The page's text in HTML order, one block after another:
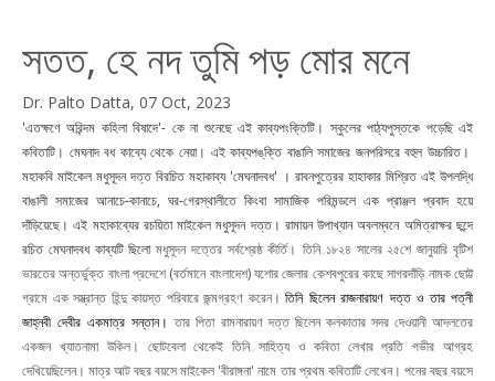
সতত, হে নদ তুমি পড় মোর মনে
Dr. Palto Datta, 07 Oct, 2023
'এতক্ষণে অরিন্দম কহিলা বিষাদে'- কে না শুনেছে এই কাব্যপংক্তিটি। স্কুলের পাঠ্যপুস্তকে পড়েছি এই
কবিতাটি। মেঘনাদ বধ কাব্যে থেকে নেয়া। এই কাব্যপঙ্‌ক্তি বাঙালি সমাজের জনপরিসরে বহুল উচ্চারিত।
মহাকবি মাইকেল মধুসূদন দত্ত বিরচিত মহাকাব্য 'মেঘনাদবধ' । রাবনপুত্রের হাহাকার মিশ্রিত এই উপলদ্ধি
বাঙালী সমাজের আনাচে-কানাচে, ঘর-গেরস্থালীতে কিংবা সামাজিক পরিমন্ডলে এক প্রাঞ্জল প্রবাদ হয়ে
দাঁড়িয়েছে। এই মহাকাব্যের রচয়িতা মাইকেল মধুসূদন দত্ত। রামায়ন উপাখ্যান অবলম্বনে অমিত্রাক্ষর ছন্দে
রচিত মেঘনাদবধ কাব্যটি ছিলোমধুসূদন দত্তের সর্বশ্রেষ্ঠ কীর্তি। তিনি ১৮২৪ সালের ২৫শে জানুয়ারি বৃটিশ
ভারতের অন্তর্ভুক্ত বাংলা প্রদেশে (বর্তমানে বাংলাদেশ) যশোর জেলার কেশবপুরের কাছে সাগরদাঁড়ি নামক ছোট্ট
গ্রামে এক সম্ভ্রান্ত হিন্দু কায়স্ত পরিবারে জন্মগ্রহণ করেন। তিনি ছিলেন রাজনারায়ণ দত্ত ও তার পত্নী
জাহ্নবী দেবীর একমাত্র সন্তান। তার পিতা রামনারায়ণ দত্ত ছিলেন কলকাতার সদর দেওয়ানী আদলতের
একজন খ্যাতনামা উকিল। ছোটবেলা থেকেই তিনি সাহিত্য ও কবিতা লেখার প্রতি গভীর আগ্রহ
দেখিয়েছিলেন। মাত্র আট বছর বয়সে মাইকেল 'বীরাঙ্গনা' নামে তার প্রথম কবিতাটি লেখেন। পনের বছর বয়সে